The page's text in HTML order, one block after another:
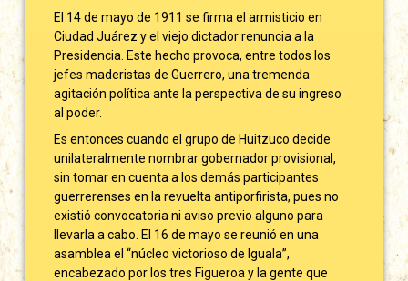
El 14 de mayo de 1911 se firma el armisticio en
Ciudad Juárez y el viejo dictador renuncia a la
Presidencia. Este hecho provoca, entre todos los
jefes maderistas de Guerrero, una tremenda
agitación política ante la perspectiva de su ingreso
al poder.
Es entonces cuando el grupo de Huitzuco decide
unilateralmente nombrar gobernador provisional,
sin tomar en cuenta a los demás participantes
guerrerenses en la revuelta antiporfirista, pues no
existió convocatoria ni aviso previo alguno para
llevarla a cabo. El 16 de mayo se reunió en una
asamblea el “núcleo victorioso de Iguala”,
encabezado por los tres Figueroa y la gente que